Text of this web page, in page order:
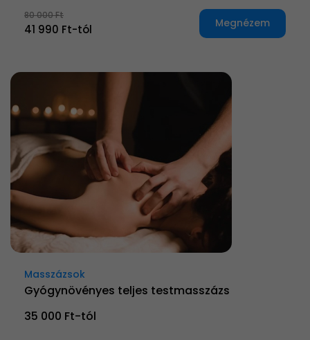
80 000 Ft
41 990 Ft-tól Megnézem
Masszázsok
Gyógynövényes teljes testmasszázs
35 000 Ft-tól